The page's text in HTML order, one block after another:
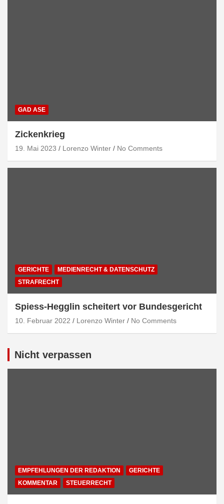
GAD ASE
Zickenkrieg
19. Mai 2023 Lorenzo Winter No Comments
GERICHTE
MEDIENRECHT & DATENSCHUTZ
STRAFRECHT
Spiess-Hegglin scheitert vor Bundesgericht
10. Februar 2022 Lorenzo Winter No Comments
Nicht verpassen
EMPFEHLUNGEN DER REDAKTION
GERICHTE
KOMMENTAR
STEUERRECHT